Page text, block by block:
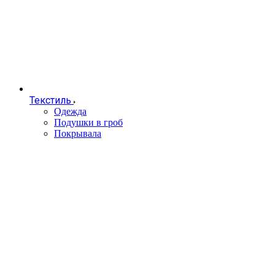
Текстиль
Одежда
Подушки в гроб
Покрывала